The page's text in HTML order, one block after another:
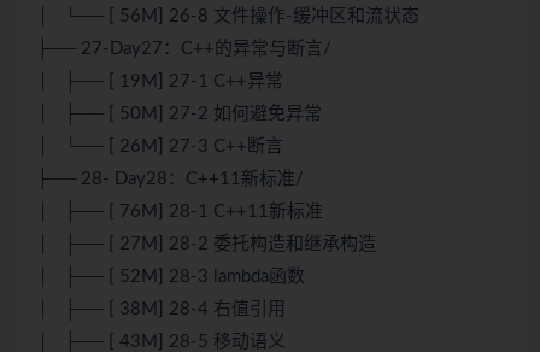
│ └── [ 56M] 26-8 文件操作-缓冲区和流状态
├── 27-Day27：C++的异常与断言/
│ ├── [ 19M] 27-1 C++异常
│ ├── [ 50M] 27-2 如何避免异常
│ └── [ 26M] 27-3 C++断言
├── 28- Day28：C++11新标准/
│ ├── [ 76M] 28-1 C++11新标准
│ ├── [ 27M] 28-2 委托构造和继承构造
│ ├── [ 52M] 28-3 lambda函数
│ ├── [ 38M] 28-4 右值引用
│ ├── [ 43M] 28-5 移动语义